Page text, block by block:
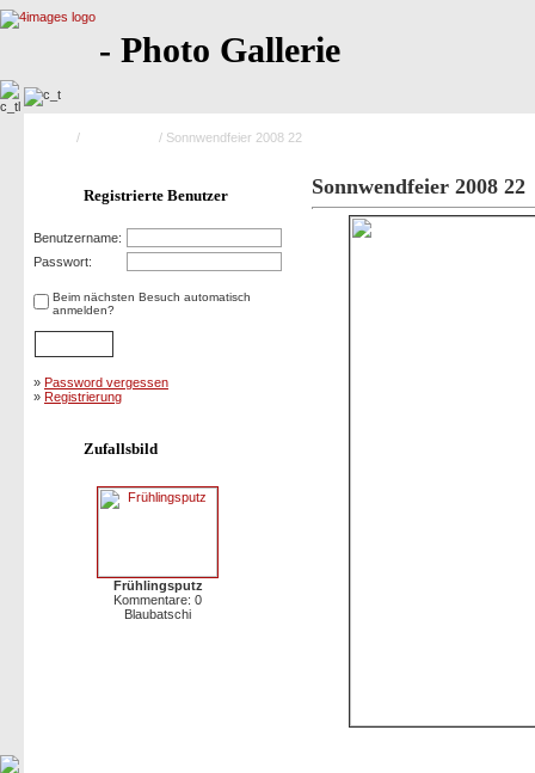
- Photo Gallerie
/ / Sonnwendfeier 2008 22
Registrierte Benutzer
Benutzername:
Passwort:
Beim nächsten Besuch automatisch
anmelden?
» Password vergessen
» Registrierung
Zufallsbild
Frühlingsputz
Kommentare: 0
Blaubatschi
Sonnwendfeier 2008 22